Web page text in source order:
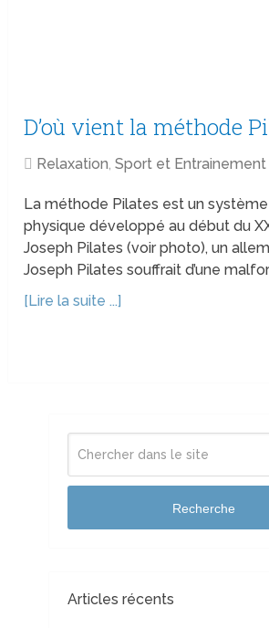
D’où vient la méthode
Relaxation,Sport et Entrainement
La méthode Pilates est un système
physique développé au début du
Joseph Pilates (voir photo), un
Joseph Pilates souffrait d’une
[Lire la suite ...]
Recherche
Articles récents